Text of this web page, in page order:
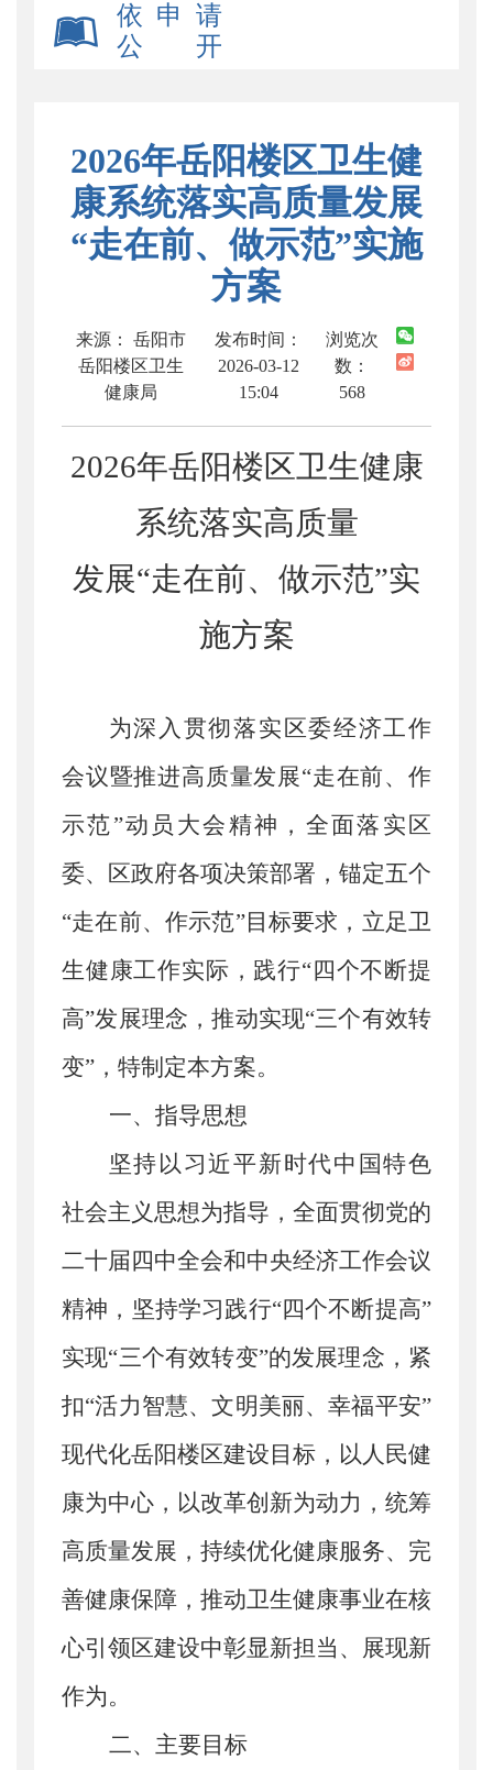
依 申 请
公 开
2026年岳阳楼区卫生健
康系统落实高质量发展
“走在前、做示范”实施
方案
来源： 岳阳市
岳阳楼区卫生
健康局
发布时间：
2026-03-12
15:04
浏览次
数：
568
2026年岳阳楼区卫生健康
系统落实高质量
发展“走在前、做示范”实
施方案
为深入贯彻落实区委经济工作
会议暨推进高质量发展“走在前、作
示范”动员大会精神，全面落实区
委、区政府各项决策部署，锚定五个
“走在前、作示范”目标要求，立足卫
生健康工作实际，践行“四个不断提
高”发展理念，推动实现“三个有效转
变”，特制定本方案。
一、指导思想
坚持以习近平新时代中国特色
社会主义思想为指导，全面贯彻党的
二十届四中全会和中央经济工作会议
精神， 坚持学习践行“四个不断提高”
实现“三个有效转变”的发展理念，紧
扣“活力智慧、文明美丽、幸福平安”
现代化岳阳楼区建设目标，以人民健
康为中心，以改革创新为动力，统筹
高质量发展，持续优化健康服务、完
善健康保障 ， 推动卫生健康事业在核
心引领区建设中彰显新担当、展现新
作为。
二、主要目标